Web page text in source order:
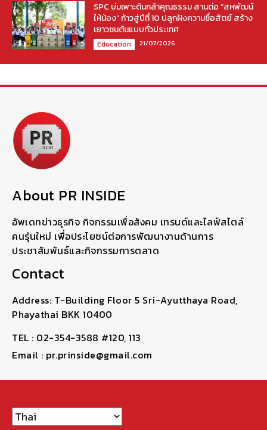
SPC บ่มเพาะต้นกล้าคุณธรรม สานต่อ “สหพัฒน์
ให้น้อง” ก้าวสู่ปีที่ 10 ปลูกฝังความซื่อสัตย์ สร้าง
เยาวชนต้นแบบทั่วประเทศ
Education 21/07/2026
About PR INSIDE
อัพเดทข่าวธุรกิจ กิจกรรมเพื่อสังคม เทรนด์และไลฟ์สไตล์
คนรุ่นใหม่ เพื่อประโยชน์ต่อการพัฒนางานด้านการ
ประชาสัมพันธ์และกิจกรรมการตลาด
Contact
Address: T-Building Floor 5 Sri-Ayutthaya Road,
Phayathai BKK 10400
TEL : 02-354-3588 #120, 113
Email : pr.prinside@gmail.com